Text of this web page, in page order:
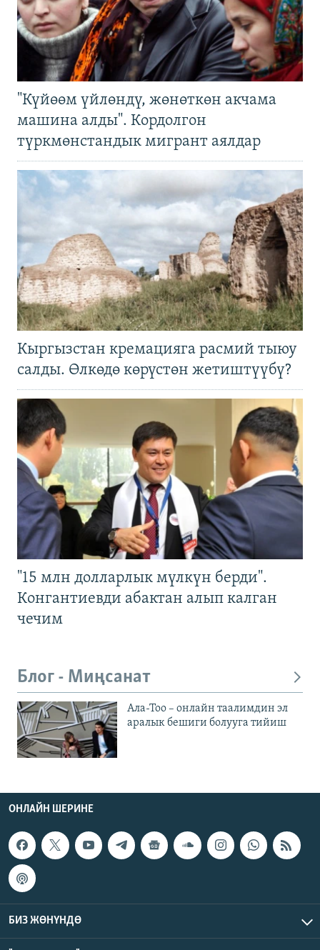
"Күйөөм үйлөндү, жөнөткөн акчама
машина алды". Кордолгон
түркмөнстандык мигрант аялдар
Кыргызстан кремацияга расмий тыюу
салды. Өлкөдө көрүстөн жетиштүүбү?
"15 млн долларлык мүлкүн берди".
Конгантиевди абактан алып калган
чечим
Блог - Миңсанат
Ала-Тоо – онлайн таалимдин эл
аралык бешиги болууга тийиш
ОНЛАЙН ШЕРИНЕ
БИЗ ЖӨНҮНДӨ